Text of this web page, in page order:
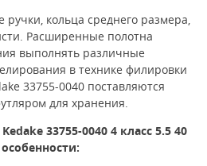
кольца среднего размера,
. Расширенные полотна
выполнять различные
в технике филировки
33755-0040 поставляются
для хранения.
Kedake 33755-0040 4 класс 5.5 40
особенности: